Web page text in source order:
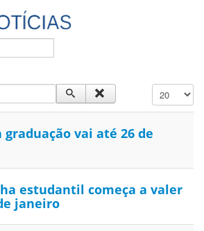
Exibir #
vai até 26 de
estudantil começa a valer
janeiro